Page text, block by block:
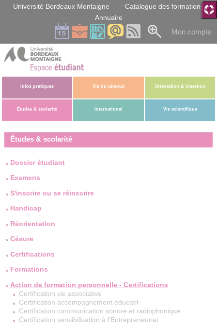
Université Bordeaux Montaigne
Catalogue des formations
Annuaire
Mon compte
Infos pratiques Vie de campus Orientation & insertion
Études & scolarité International Vie scientifique
Études & scolarité
Dossier étudiant
Examens
S'inscrire ou se réinscrire
Handicap
Réorientation
Césure
Certifications
Formations
Action de formation personnelle - Certifications
Certification vie associative
Certification accompagnement éducatif
Certification communication sonore et radiophonique
Certification sensibilisation à l’Entrepreneuriat
Gestion des cookies